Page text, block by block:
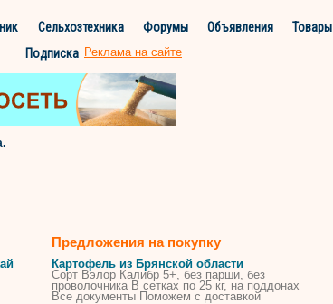
Сельхозтехника Форумы Объявления
Товары
Подписка Реклама на сайте
Предложения на покупку
Картофель из Брянской области
Сорт Вэлор Калибр 5+, без парши, без
проволочника В сетках по 25 кг, на поддонах
Все документы Поможем с доставкой